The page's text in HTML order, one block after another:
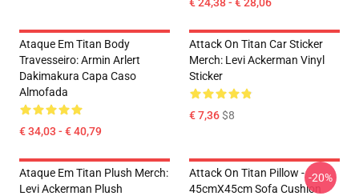
Ataque Em Titan Body
Travesseiro: Armin Arlert
Dakimakura Capa Caso
Almofada
€ 34,03 - € 40,79
Attack On Titan Car Sticker
Merch: Levi Ackerman Vinyl
Sticker
€ 7,36$8
Ataque Em Titan Plush Merch:
Levi Ackerman Plush
Attack On Titan Pillow -
45cmX45cm Sofa Cushion
-20%